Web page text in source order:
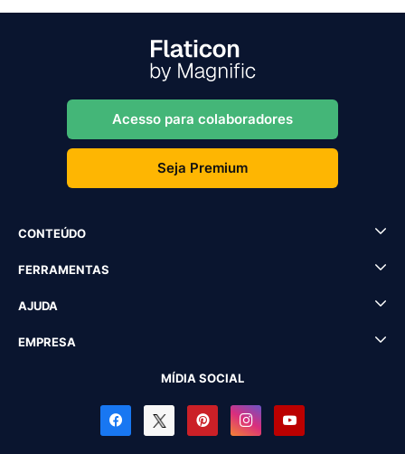
Acesso para colaboradores
Seja Premium
CONTEÚDO
FERRAMENTAS
AJUDA
EMPRESA
MÍDIA SOCIAL